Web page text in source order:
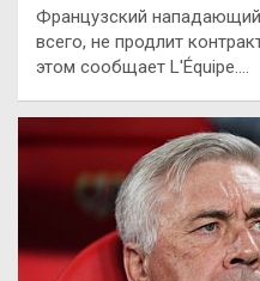
Французский
всего, не продлит
этом сообщает L'Équipe.…